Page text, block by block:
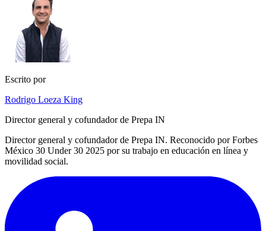
Escrito por
Rodrigo Loeza King
Director general y cofundador de Prepa IN
Director general y cofundador de Prepa IN. Reconocido por Forbes
México 30 Under 30 2025 por su trabajo en educación en línea y
movilidad social.